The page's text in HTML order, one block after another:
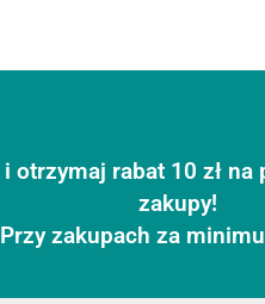
i otrzymaj rabat 10 zł na
zakupy!
Przy zakupach za